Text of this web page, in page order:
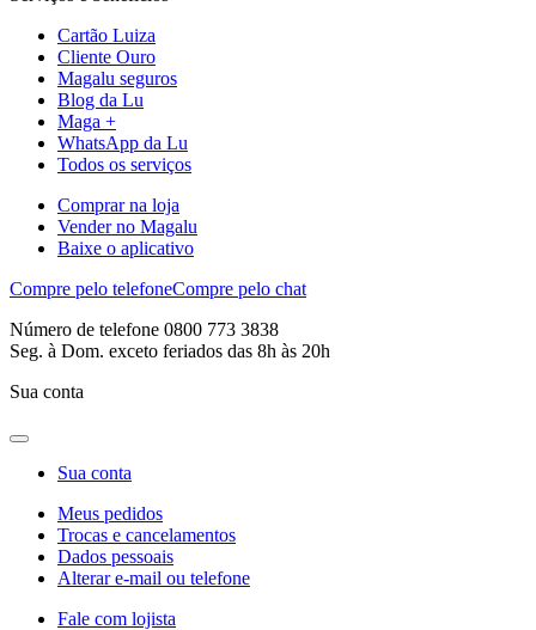
Cartão Luiza
Cliente Ouro
Magalu seguros
Blog da Lu
Maga +
WhatsApp da Lu
Todos os serviços
Comprar na loja
Vender no Magalu
Baixe o aplicativo
Compre pelo telefoneCompre pelo chat
Número de telefone 0800 773 3838
Seg. à Dom. exceto feriados das 8h às 20h
Sua conta
Sua conta
Meus pedidos
Trocas e cancelamentos
Dados pessoais
Alterar e-mail ou telefone
Fale com lojista